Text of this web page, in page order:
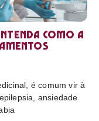
como a
é comum vir à
ansiedade